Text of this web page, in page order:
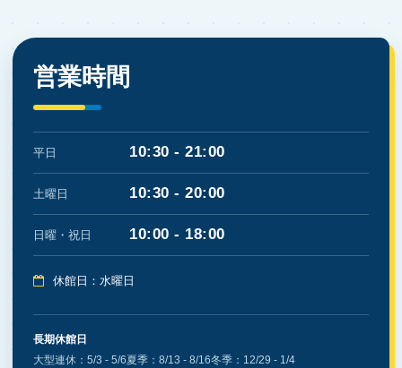
営業時間
平日 10:30 - 21:00
土曜日 10:30 - 20:00
日曜・祝日 10:00 - 18:00
休館日：水曜日
長期休館日
大型連休：5/3 - 5/6夏季：8/13 - 8/16冬季：12/29 - 1/4